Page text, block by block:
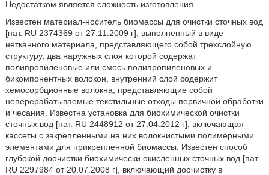
Недостатком является сложность изготовления.
Известен материал-носитель биомассы для очистки сточных вод
[пат. RU 2374369 от 27.11.2009 г], выполненный в виде
нетканного материала, представляющего собой трехслойную
структуру, два наружных слоя которой содержат
полипропиленовые или смесь полипропиленовых и
бикомпонентных волокон, внутренний слой содержит
хемосорбционные волокна, представляющие собой
неперерабатываемые текстильные отходы первичной обработки
и чесания. Известна установка для биохимической очистки
сточных вод [пат. RU 2448912 от 27.04.2012 г], включающая
кассеты с закрепленными на них волокнистыми полимерными
элементами для прикрепленной биомассы. Известен способ
глубокой доочистки биохимически окисленных сточных вод [пат.
RU 2297984 от 20.07.2008 г], включающий доочистку в